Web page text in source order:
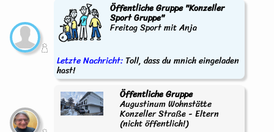
Öffentliche Gruppe "Konzeller
Sport Gruppe"
Freitag Sport mit Anja
Letzte Nachricht: Toll, dass du mnich eingeladen
hast!
Öffentliche Gruppe
Augustinum Wohnstätte
Konzeller Straße - Eltern
(nicht öffentlich!)